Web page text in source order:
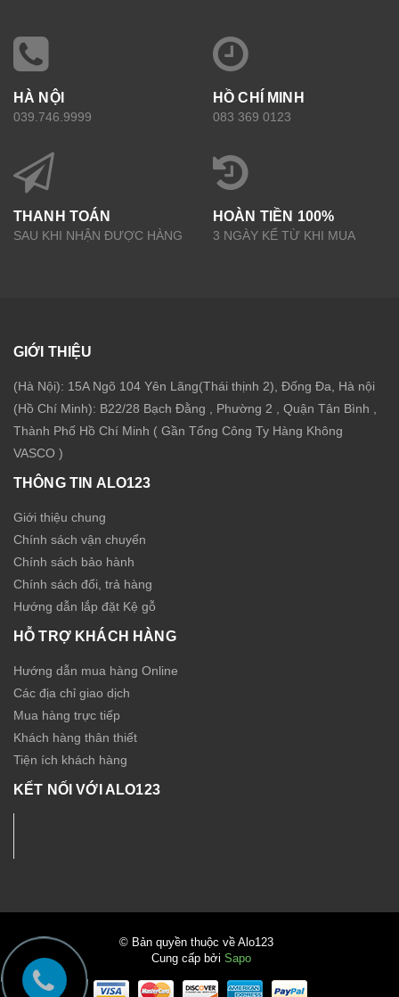
HÀ NỘI
039.746.9999
HỒ CHÍ MINH
083 369 0123
THANH TOÁN
SAU KHI NHẬN ĐƯỢC HÀNG
HOÀN TIỀN 100%
3 NGÀY KỂ TỪ KHI MUA
GIỚI THIỆU
(Hà Nội): 15A Ngõ 104 Yên Lãng(Thái thịnh 2), Đống Đa, Hà nội
(Hồ Chí Minh): B22/28 Bạch Đằng , Phường 2 , Quận Tân Bình ,
Thành Phố Hồ Chí Minh ( Gần Tổng Công Ty Hàng Không
VASCO )
THÔNG TIN ALO123
Giới thiệu chung
Chính sách vận chuyển
Chính sách bảo hành
Chính sách đổi, trả hàng
Hướng dẫn lắp đặt Kệ gỗ
HỖ TRỢ KHÁCH HÀNG
Hướng dẫn mua hàng Online
Các địa chỉ giao dịch
Mua hàng trực tiếp
Khách hàng thân thiết
Tiện ích khách hàng
KẾT NỐI VỚI ALO123
© Bản quyền thuộc về Alo123
Cung cấp bởi Sapo